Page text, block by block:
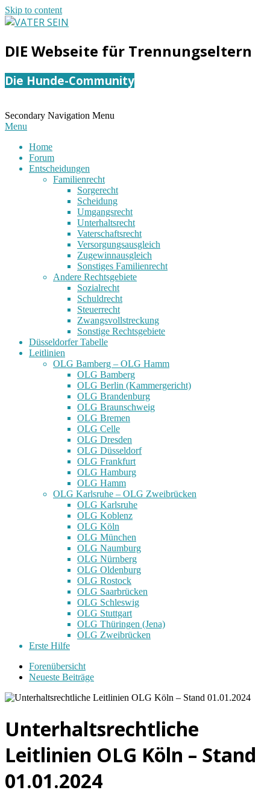
Skip to content
SEIN
DIE Webseite für Trennungseltern
Die Hunde-Community
Secondary Navigation Menu
Menu
Home
Forum
Entscheidungen
Familienrecht
Sorgerecht
Scheidung
Umgangsrecht
Unterhaltsrecht
Vaterschaftsrecht
Versorgungsausgleich
Zugewinnausgleich
Sonstiges Familienrecht
Andere Rechtsgebiete
Sozialrecht
Schuldrecht
Steuerrecht
Zwangsvollstreckung
Sonstige Rechtsgebiete
Düsseldorfer Tabelle
Leitlinien
OLG Bamberg – OLG Hamm
OLG Bamberg
OLG Berlin (Kammergericht)
OLG Brandenburg
OLG Braunschweig
OLG Bremen
OLG Celle
OLG Dresden
OLG Düsseldorf
OLG Frankfurt
OLG Hamburg
OLG Hamm
OLG Karlsruhe – OLG Zweibrücken
OLG Karlsruhe
OLG Koblenz
OLG Köln
OLG München
OLG Naumburg
OLG Nürnberg
OLG Oldenburg
OLG Rostock
OLG Saarbrücken
OLG Schleswig
OLG Stuttgart
OLG Thüringen (Jena)
OLG Zweibrücken
Erste Hilfe
Forenübersicht
Neueste Beiträge
Unterhaltsrechtliche
Leitlinien OLG Köln – Stand
01.01.2024